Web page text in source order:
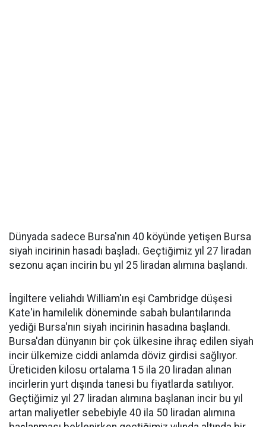
Dünyada sadece Bursa'nın 40 köyünde yetişen Bursa
siyah incirinin hasadı başladı. Geçtiğimiz yıl 27 liradan
sezonu açan incirin bu yıl 25 liradan alımına başlandı.
İngiltere veliahdı William'ın eşi Cambridge düşesi
Kate'in hamilelik döneminde sabah bulantılarında
yediği Bursa'nın siyah incirinin hasadına başlandı.
Bursa'dan dünyanın bir çok ülkesine ihraç edilen siyah
incir ülkemize ciddi anlamda döviz girdisi sağlıyor.
Üreticiden kilosu ortalama 15 ila 20 liradan alınan
incirlerin yurt dışında tanesi bu fiyatlarda satılıyor.
Geçtiğimiz yıl 27 liradan alımına başlanan incir bu yıl
artan maliyetler sebebiyle 40 ila 50 liradan alımına